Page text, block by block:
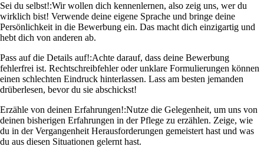
Sei du selbst!:Wir wollen dich kennenlernen, also zeig uns, wer du
wirklich bist! Verwende deine eigene Sprache und bringe deine
Persönlichkeit in die Bewerbung ein. Das macht dich einzigartig und
hebt dich von anderen ab.
Pass auf die Details auf!:Achte darauf, dass deine Bewerbung
fehlerfrei ist. Rechtschreibfehler oder unklare Formulierungen können
einen schlechten Eindruck hinterlassen. Lass am besten jemanden
drüberlesen, bevor du sie abschickst!
Erzähle von deinen Erfahrungen!:Nutze die Gelegenheit, um uns von
deinen bisherigen Erfahrungen in der Pflege zu erzählen. Zeige, wie
du in der Vergangenheit Herausforderungen gemeistert hast und was
du aus diesen Situationen gelernt hast.